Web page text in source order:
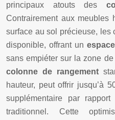
principaux atouts des
Contrairement aux meubles
surface au sol précieuse, les
disponible, offrant un
sans empiéter sur la zone
colonne de rangement
hauteur, peut offrir jusqu’à
supplémentaire par
traditionnel. Cette